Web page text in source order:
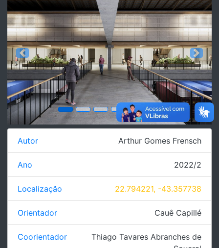
Previous Next
Autor Arthur Gomes Frensch
Ano 2022/2
Localização 22.794221, -43.357738
Orientador Cauê Capillé
Coorientador
Thiago Tavares Abranches de